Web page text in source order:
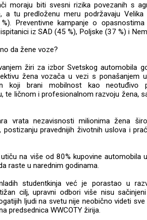
moraju biti svesni rizika povezanih s
a tu predloženu meru podržavaju
Preventivne kampanje o
iz SAD (45 %), Poljske (37 %) i
da žene voze?
žiri za izbor Svetskog automobila
žena vozača u vezi s ponašanjem
koji brani mobilnost kao neotuđivo
te ličnom i profesionalnom razvoju žena,
vrata nezavisnosti milionima žena
postizanju pravednijih životnih uslova i
na više od 80% kupovine automobila
raste u narednim godinama.
studentkinja već je porastao u
cilj, upravni odbori više nisu
ljudi na svetu nije neobično videti
predsednica WWCOTY žirija.